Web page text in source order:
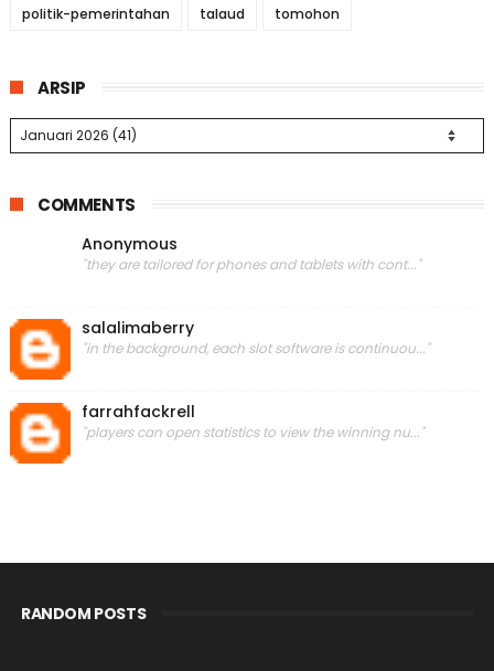
politik-pemerintahan talaud tomohon
ARSIP
COMMENTS
Anonymous
"they are tailored for phones and tablets with cont..."
salalimaberry
"in the background, each slot software is continuou..."
farrahfackrell
"players can open statistics to view the winning nu..."
RANDOM POSTS